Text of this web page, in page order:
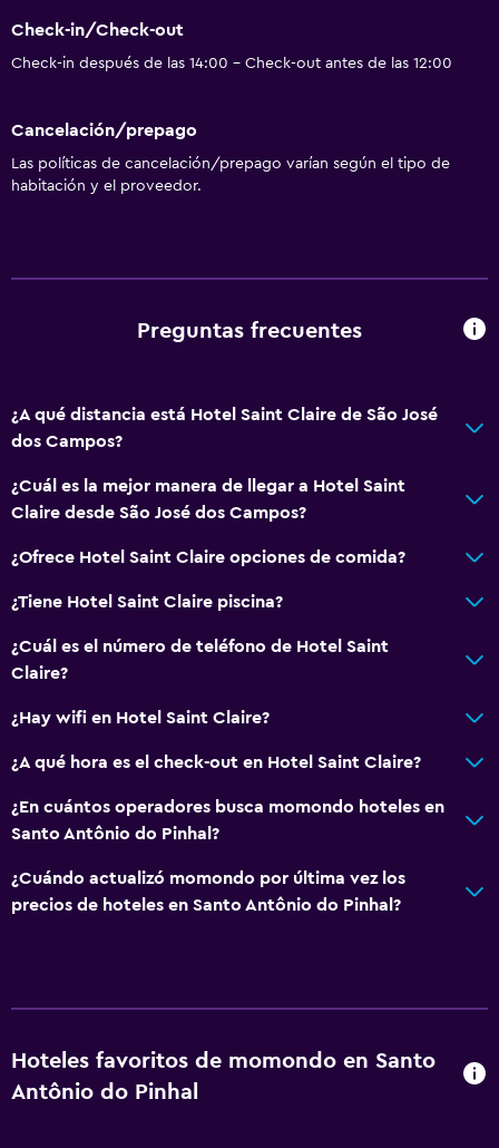
Check-in/Check-out
Check-in después de las 14:00 - Check-out antes de las 12:00
Cancelación/prepago
Las políticas de cancelación/prepago varían según el tipo de
habitación y el proveedor.
Preguntas frecuentes
¿A qué distancia está Hotel Saint Claire de São José
dos Campos?
¿Cuál es la mejor manera de llegar a Hotel Saint
Claire desde São José dos Campos?
¿Ofrece Hotel Saint Claire opciones de comida?
¿Tiene Hotel Saint Claire piscina?
¿Cuál es el número de teléfono de Hotel Saint
Claire?
¿Hay wifi en Hotel Saint Claire?
¿A qué hora es el check-out en Hotel Saint Claire?
¿En cuántos operadores busca momondo hoteles en
Santo Antônio do Pinhal?
¿Cuándo actualizó momondo por última vez los
precios de hoteles en Santo Antônio do Pinhal?
Hoteles favoritos de momondo en Santo
Antônio do Pinhal